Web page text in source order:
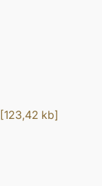
[123,42 kb]